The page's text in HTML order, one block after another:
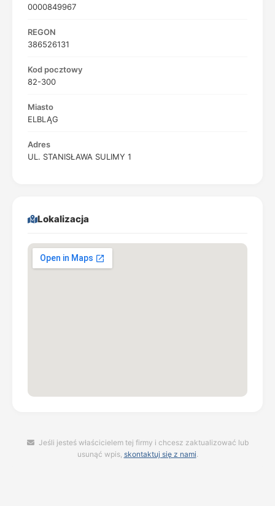
0000849967
REGON
386526131
Kod pocztowy
82-300
Miasto
ELBLĄG
Adres
UL. STANISŁAWA SULIMY 1
Lokalizacja
Jeśli jesteś właścicielem tej firmy i chcesz zaktualizować lub
usunąć wpis, skontaktuj się z nami.